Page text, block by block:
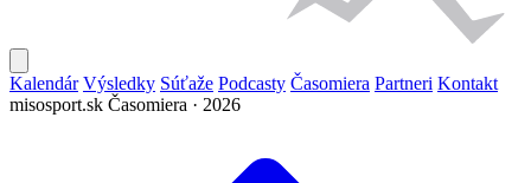
Kalendár Výsledky Súťaže Podcasty Časomiera Partneri Kontakt
misosport.sk Časomiera · 2026